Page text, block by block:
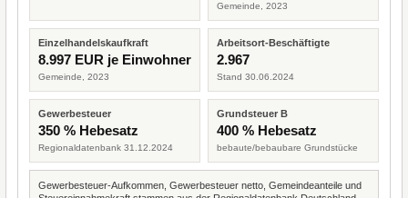
Gemeinde, 2023
Einzelhandelskaufkraft
8.997 EUR je Einwohner
Gemeinde, 2023
Arbeitsort-Beschäftigte
2.967
Stand 30.06.2024
Gewerbesteuer
350 % Hebesatz
Regionaldatenbank 31.12.2024
Grundsteuer B
400 % Hebesatz
bebaute/bebaubare Grundstücke
Gewerbesteuer-Aufkommen, Gewerbesteuer netto, Gemeindeanteile und